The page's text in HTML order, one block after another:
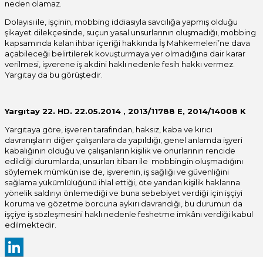
neden olamaz.
Dolayısı ile, işçinin, mobbing iddiasıyla savcılığa yapmış olduğu
şikayet dilekçesinde, suçun yasal unsurlarının oluşmadığı, mobbing
kapsa­mında kalan ihbar içeriği hakkında İş Mahkemeleri’ne dava
açabileceği belirtilerek kovuşturmaya yer olmadığına dair karar
verilmesi, işverene iş akdini haklı nedenle fesih hakkı vermez.
Yargıtay da bu görüştedir.
Yargıtay 22. HD. 22.05.2014 , 2013/11788 E, 2014/14008 K
Yargıtaya göre, işveren tarafından, haksız, kaba ve kırıcı
davranışların diğer çalışanlara da yapıldığı, genel anlamda işyeri
kabalığının olduğu ve çalışanların kişilik ve onurlarının rencide
edildiği durumlarda, unsurları itibarı ile mobbingin oluşmadığını
söylemek mümkün ise de, işverenin, iş sağlığı ve güvenliğini
sağlama yükümlülüğünü ihlal ettiği, öte yandan kişilik haklarına
yönelik saldırıyı önlemediği ve buna sebebiyet verdiği için işçiyi
koruma ve gözetme borcuna aykırı davrandığı, bu durumun da
işçiye iş sözleşmesini haklı nedenle feshetme im­kânı verdiği kabul
edilmektedir.